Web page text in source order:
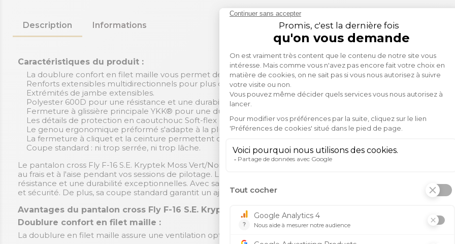
Description Informations
Caractéristiques du produit :
La doublure confort en filet maille vous permet de rester au frais et à l'aise.
Renforts extensibles multidirectionnels pour plus de flexibilité.
Extrémités de jambe extensibles.
Polyester 600D pour une résistance et une durabilité exceptionnelles.
Fermeture à glissière principale YKK® pour une durabilité maximale.
Les détails de protection en caoutchouc Soft-flex créent des ouvertures pour la circulation de l'air.
Le genou ergonomique préformé s'adapte à la plupart des protections.
La fermeture à cliquet et la ceinture permettent d'ajuster le vêtement.
Coupe standard : ni trop serrée, ni trop lâche.
Le pantalon cross Fly F-16 S.E. Kryptek Moss Vert/Noir est un incontournable pour les amateurs de motocross.
au frais et à l'aise pendant vos sessions de pilotage. Les renforts extensibles multidirectionnels offrent une
résistance et une durabilité exceptionnelles. Avec sa fermeture à glissière principale YKK® et ses détails de
et sécurité. De plus, sa coupe standard garantit un ajustement parfait, ni trop serré ni trop lâche.
Avantages du pantalon cross Fly F-16 S.E. Kryptek Moss Vert/Noir :
Doublure confort en filet maille :
La doublure en filet maille assure une ventilation optimale, vous permettant de rester au frais et à l'aise pendant